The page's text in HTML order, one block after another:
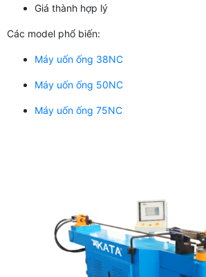
Giá thành hợp lý
Các model phổ biến:
Máy uốn ống 38NC
Máy uốn ống 50NC
Máy uốn ống 75NC